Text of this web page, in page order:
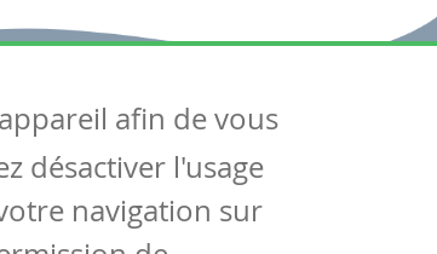
afin de vous
désactiver l'usage
navigation sur